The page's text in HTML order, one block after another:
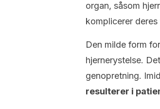
organ, såsom
komplicerer
Den milde form
hjernerystelse.
genopretning.
resulterer i